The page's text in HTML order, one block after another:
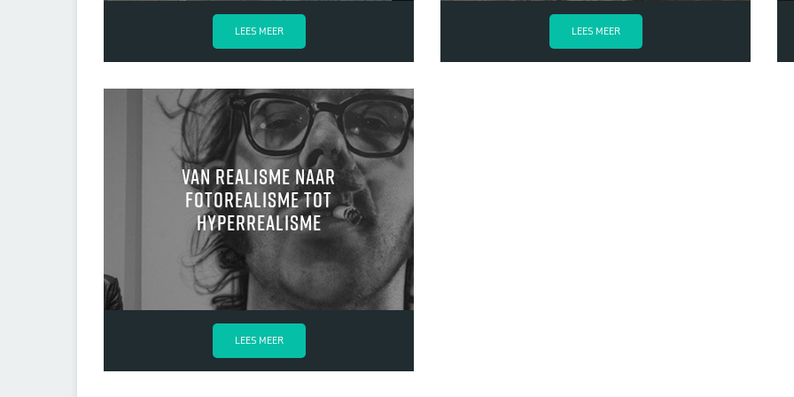
LEES MEER LEES MEER
Van realisme naar
fotorealisme tot
hyperrealisme
LEES MEER